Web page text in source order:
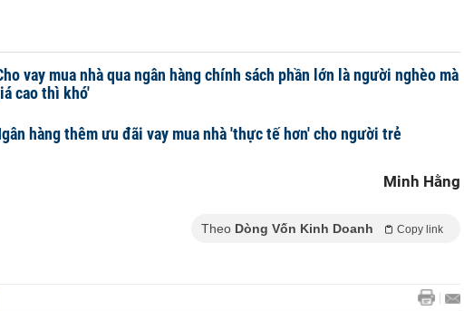
vay mua nhà qua ngân hàng chính sách phần lớn là người nghèo mà
cao thì khó'
hàng thêm ưu đãi vay mua nhà 'thực tế hơn' cho người trẻ
Minh Hằng
Theo Dòng Vốn Kinh Doanh Copy link